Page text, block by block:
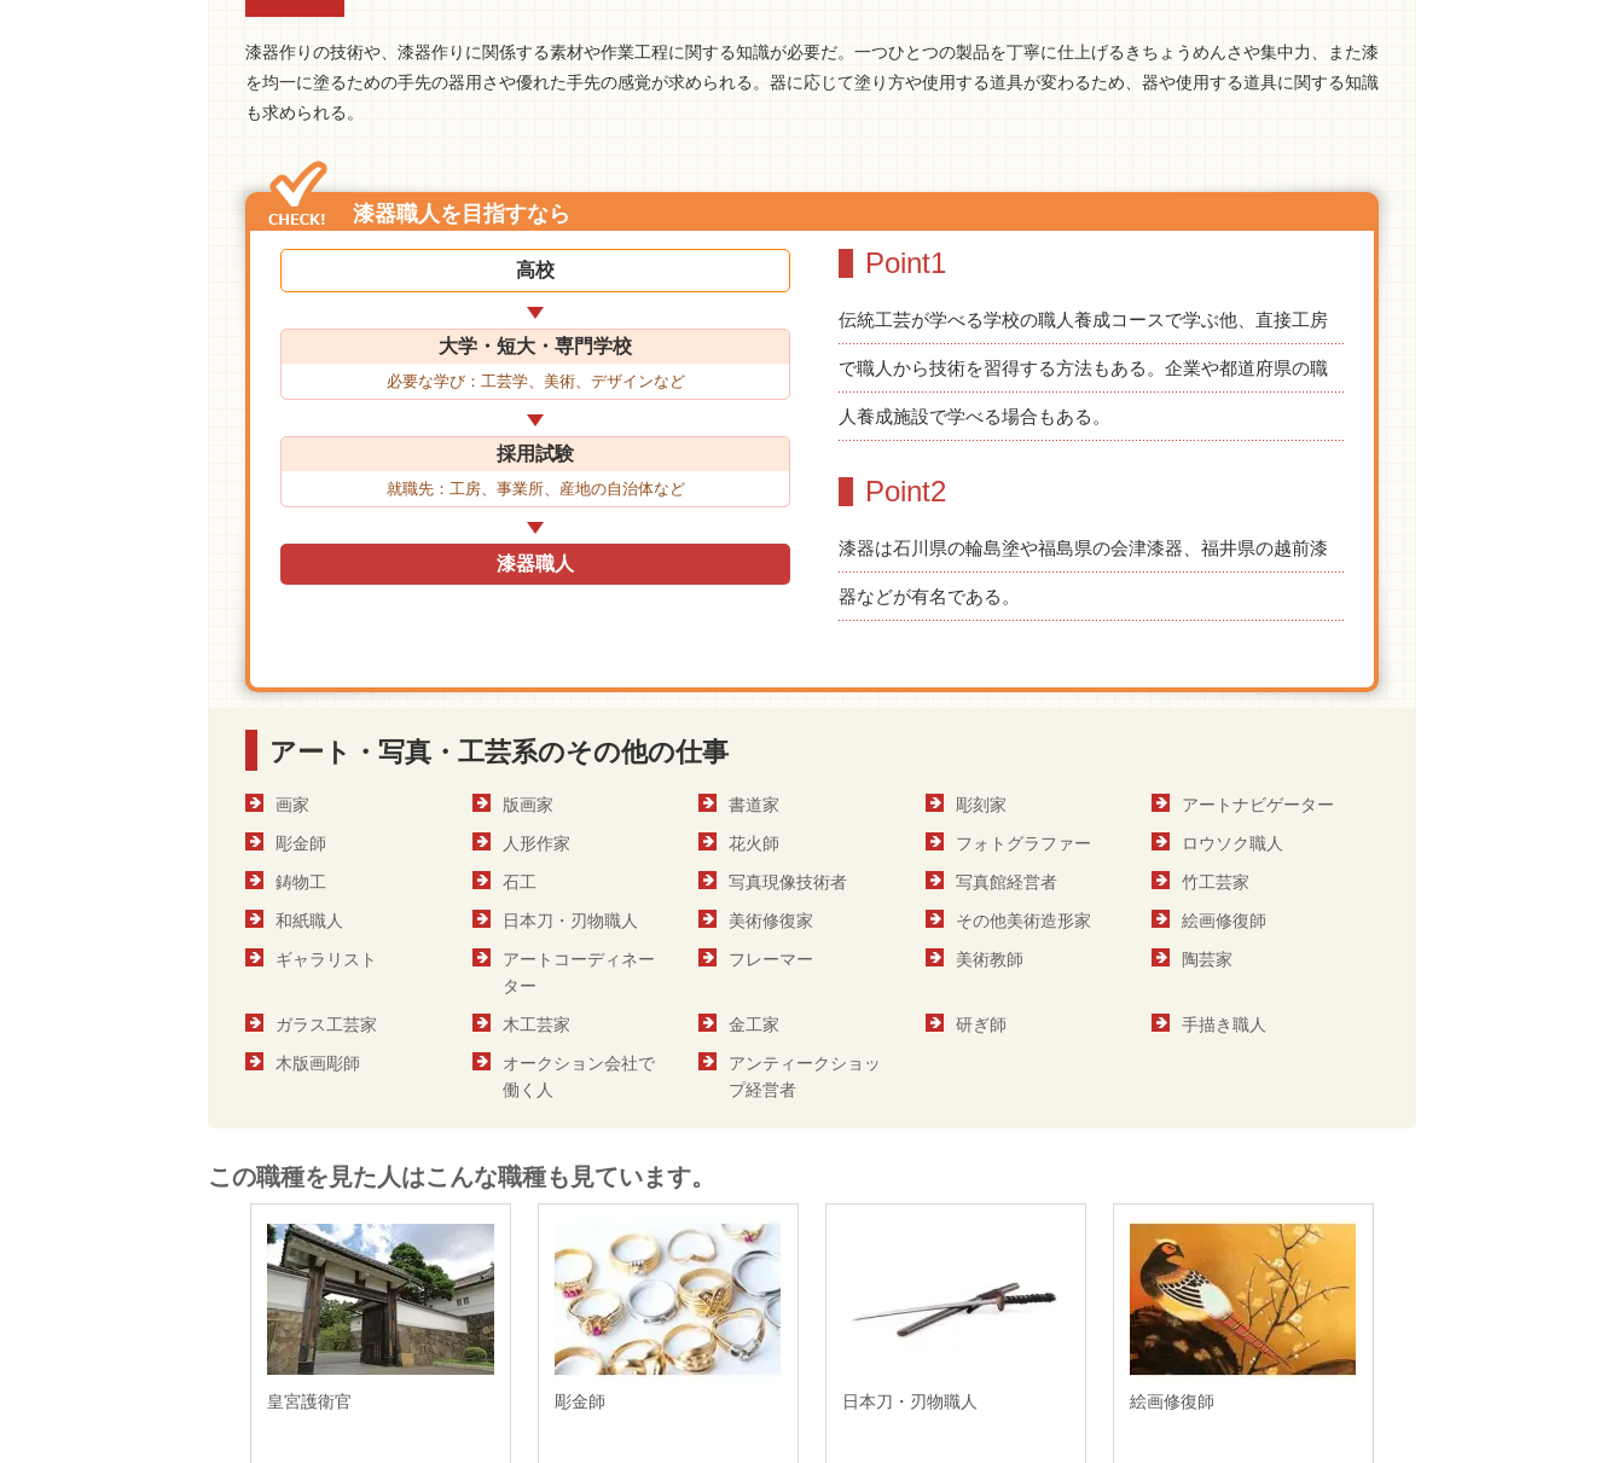
漆器作りの技術や、漆器作りに関係する素材や作業工程に関する知識が必要だ。一つひとつの製品を丁寧に仕上げるきちょうめんさや集中力、また漆
を均一に塗るための手先の器用さや優れた手先の感覚が求められる。器に応じて塗り方や使用する道具が変わるため、器や使用する道具に関する知識
も求められる。
漆器職人を目指すなら
高校
大学・短大・専門学校
必要な学び：工芸学、美術、デザインなど
採用試験
就職先：工房、事業所、産地の自治体など
漆器職人
Point1
伝統工芸が学べる学校の職人養成コースで学ぶ他、直接工房
で職人から技術を習得する方法もある。企業や都道府県の職
人養成施設で学べる場合もある。
Point2
漆器は石川県の輪島塗や福島県の会津漆器、福井県の越前漆
器などが有名である。
アート・写真・工芸系のその他の仕事
画家 版画家 書道家 彫刻家
アートナビゲーター
彫金師
人形作家 花火師 フォトグラファー
ロウソク職人
鋳物工
石工 写真現像技術者 写真館経営者
竹工芸家
和紙職人
日本刀・刃物職人 美術修復家 その他美術造形家
絵画修復師
ギャラリスト
アートコーディネー
ター
フレーマー 美術教師 陶芸家
ガラス工芸家 木工芸家 金工家 研ぎ師
手描き職人
木版画彫師
オークション会社で
働く人
アンティークショッ
プ経営者
この職種を見た人はこんな職種も見ています。
皇宮護衛官 彫金師 日本刀・刃物職人 絵画修復師